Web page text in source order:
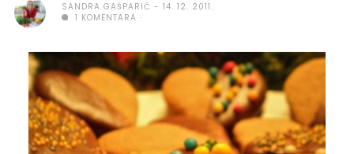
SANDRA GAŠPARIĆ
14. 12. 2011.
1 KOMENTARA